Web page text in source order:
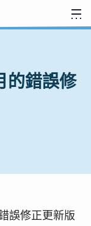
的錯誤修
誤修正更新版